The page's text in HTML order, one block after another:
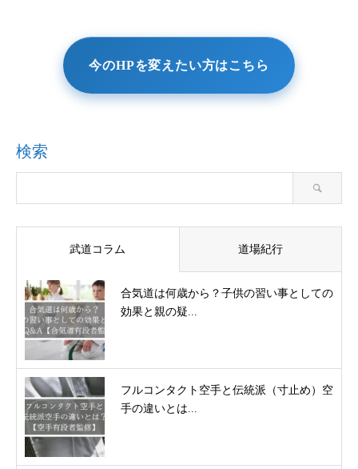
今のHPを変えたい方はこちら
検索
武道コラム 道場紀行
合気道は何歳から？子供の習い事としての
効果と親の疑...
フルコンタクト空手と伝統派（寸止め）空
手の違いとは...